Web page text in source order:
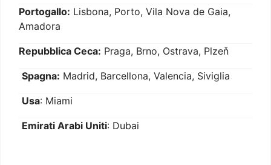
Portogallo: Lisbona, Porto, Vila Nova de Gaia,
Amadora
Repubblica Ceca: Praga, Brno, Ostrava, Plzeň
Spagna: Madrid, Barcellona, Valencia, Siviglia
Usa: Miami
Emirati Arabi Uniti: Dubai